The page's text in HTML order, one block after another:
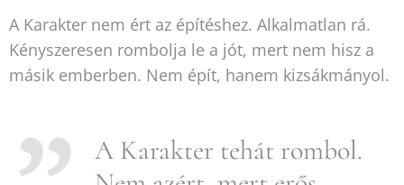
A Karakter nem ért az építéshez. Alkalmatlan rá.
Kényszeresen rombolja le a jót, mert nem hisz a
másik emberben. Nem épít, hanem kizsákmányol.
A Karakter tehát rombol.